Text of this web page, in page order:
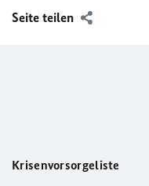
Seite teilen
Krisenvorsorgeliste